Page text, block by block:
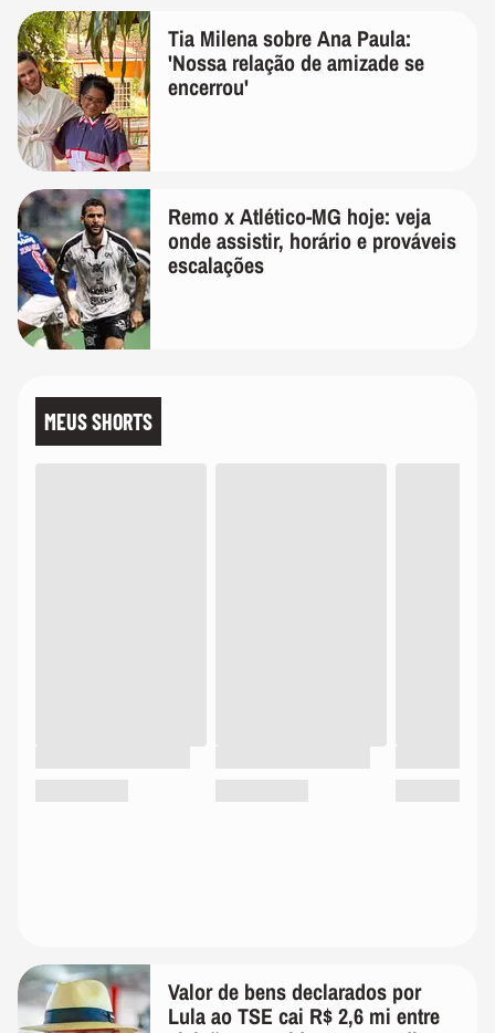
Tia Milena sobre Ana Paula:
'Nossa relação de amizade se
encerrou'
Remo x Atlético-MG hoje: veja
onde assistir, horário e prováveis
escalações
MEUS SHORTS
Valor de bens declarados por
Lula ao TSE cai R$ 2,6 mi entre